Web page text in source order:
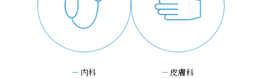
内科 皮膚科